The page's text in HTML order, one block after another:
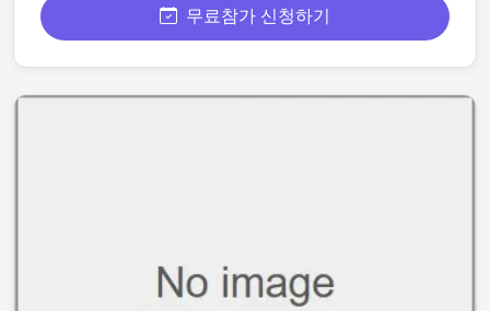
무료참가 신청하기